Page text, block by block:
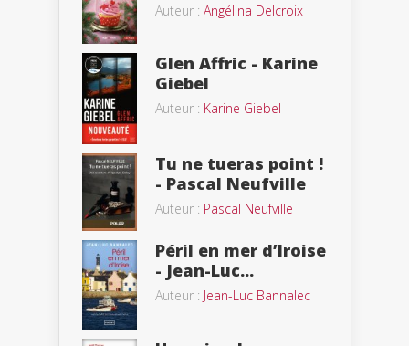
Auteur : Angélina Delcroix
Glen Affric - Karine
Giebel
Auteur : Karine Giebel
Tu ne tueras point !
- Pascal Neufville
Auteur : Pascal Neufville
Péril en mer d’Iroise
- Jean-Luc...
Auteur : Jean-Luc Bannalec